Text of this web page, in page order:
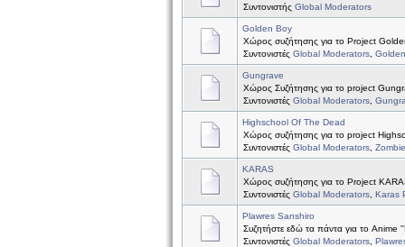
Συντονιστής Global Moderators
Golden Boy
Χώρος συζήτησης για το Project
Συντονιστές Global Moderators
Gungrave
Χώρος Συζήτησης για το project
Συντονιστές Global Moderators
Highschool Of The Dead
Χώρος συζήτησης για το project
Συντονιστές Global Moderators
KARAS
Χώρος συζήτησης για το Project
Συντονιστές Global Moderators Karas
Plawres Sanshiro
Συζητήστε εδώ τα πάντα για το
Συντονιστές Global Moderators